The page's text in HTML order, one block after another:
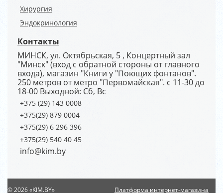
Хирургия
Эндокринология
Контакты
МИНСК, ул. Октябрьская, 5 , Концертный зал
"Минск" (вход с обратной стороны от главного
входа), магазин "Книги у "Поющих фонтанов".
250 метров от метро "Первомайская". с 11-30 до
18-00 Выходной: Сб, Вс
+375 (29) 143 0008
+375(29) 879 0004
+375(29) 6 296 396
+375(29) 540 40 45
info@kim.by
Платформа интернет-магазина
© 2026 «KIM.BY»